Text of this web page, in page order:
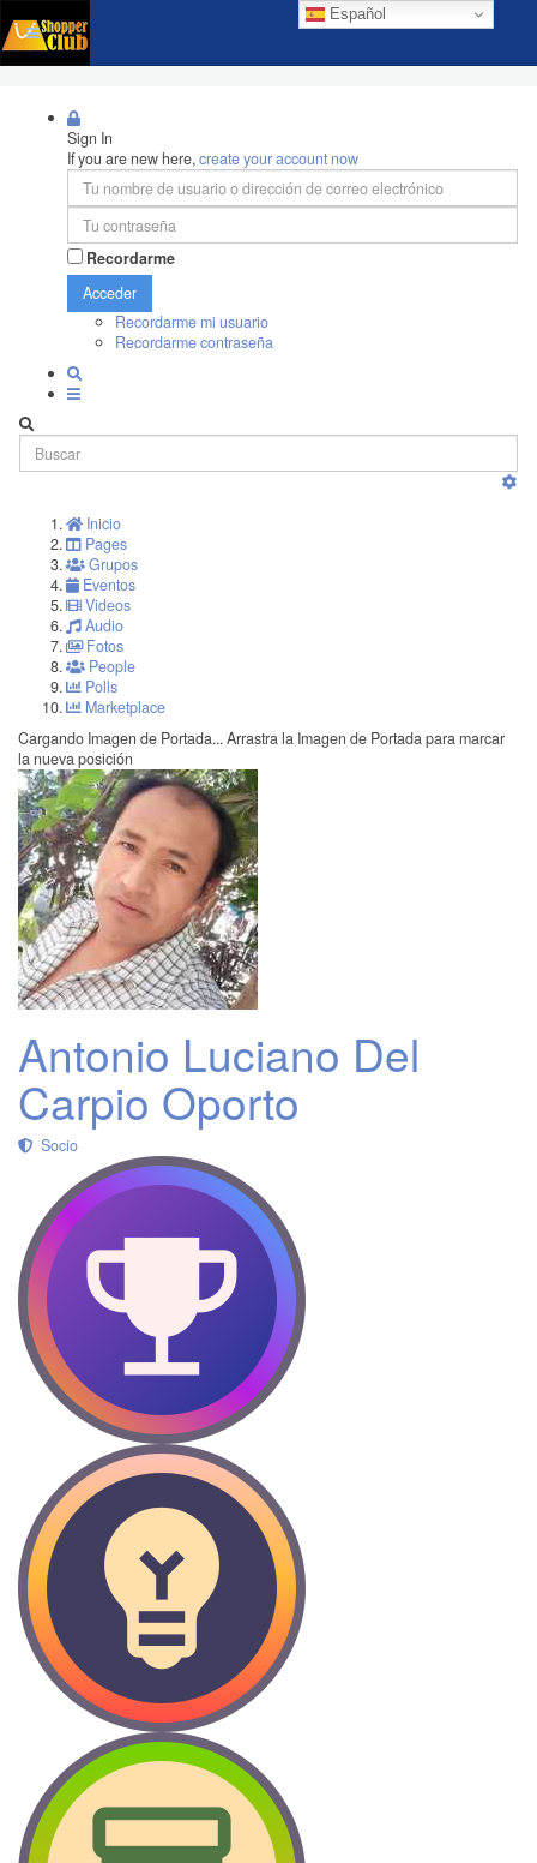
Español
Sign In
If you are new here,create your account now
Recordarme
Acceder
Recordarme mi usuario
Recordarme contraseña
Inicio
Pages
Grupos
Eventos
Videos
Audio
Fotos
People
Polls
Marketplace
Cargando Imagen de Portada... Arrastra la Imagen de Portada para marcar
la nueva posición
Antonio Luciano Del
Carpio Oporto
Socio